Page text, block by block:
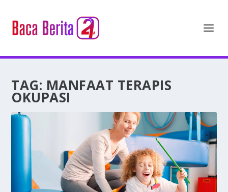
TAG: MANFAAT TERAPIS
OKUPASI